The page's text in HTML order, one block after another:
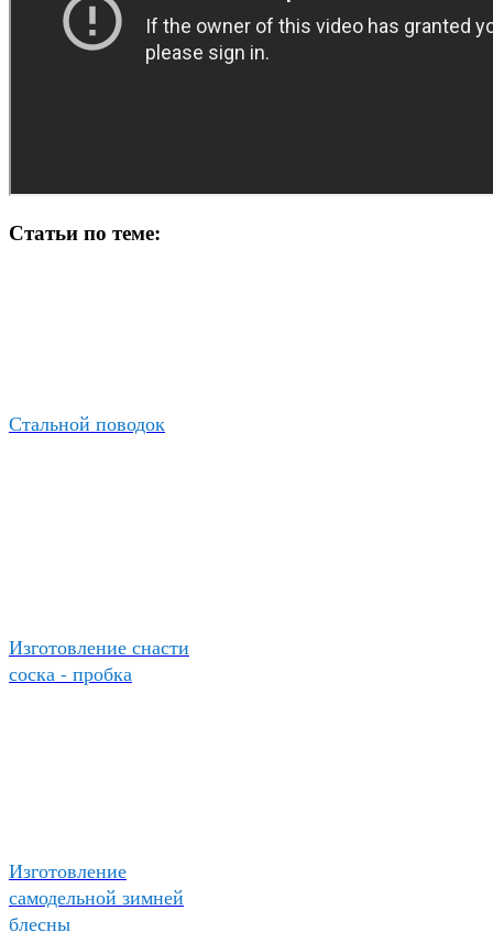
Статьи по теме:
Стальной поводок
Изготовление снасти
соска - пробка
Изготовление
самодельной зимней
блесны